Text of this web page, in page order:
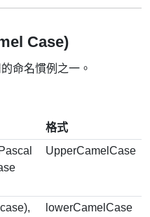
Case)
命名慣例之一。
格式
UpperCamelCase
lowerCamelCase